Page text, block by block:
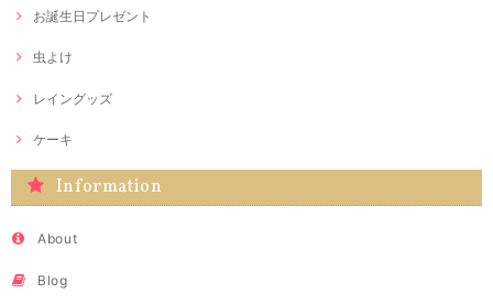
お誕生日プレゼント
虫よけ
レイングッズ
ケーキ
Information
About
Blog